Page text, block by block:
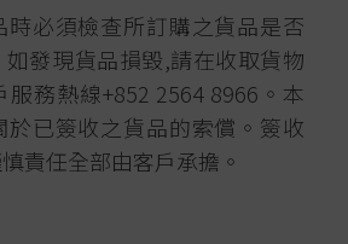
時必須檢查所訂購之貨品是否
發現貨品損毀,請在收取貨物
務熱線+852 2564 8966。本
於已簽收之貨品的索償。簽收
責任全部由客戶承擔。